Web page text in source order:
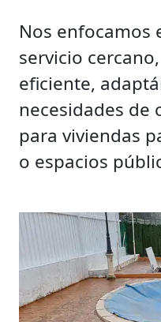
Nos enfocamos
servicio
eficiente,
necesidades de
para viviendas
o espacios